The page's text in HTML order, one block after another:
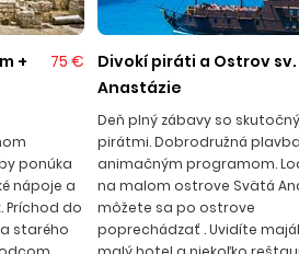
alebo si požičať bicykel a vybrať sa
Piesočnatá pláž s pozvoľným
kilometrov a je držiteľom
prostredia. V stredisku je rušná
množstvom reštaurácií
medzinárodnú kuchyňu, bary,
sa môžete zabaviť do
Transfer z letiska na Slnečné
+
75 €
ponúka
nápoje a
Príchod do
starého
Divokí piráti a Ostrov sv.
Anastázie
Deň plný zábavy so
pirátmi. Dobrodružná
animačným programom.
na malom ostrove Svätá
môžete sa po ostrove
poprechádzať . Uvidíte